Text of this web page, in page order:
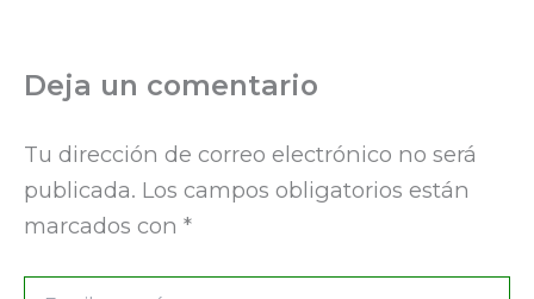
Deja un comentario
Tu dirección de correo electrónico no será
publicada. Los campos obligatorios están
marcados con *